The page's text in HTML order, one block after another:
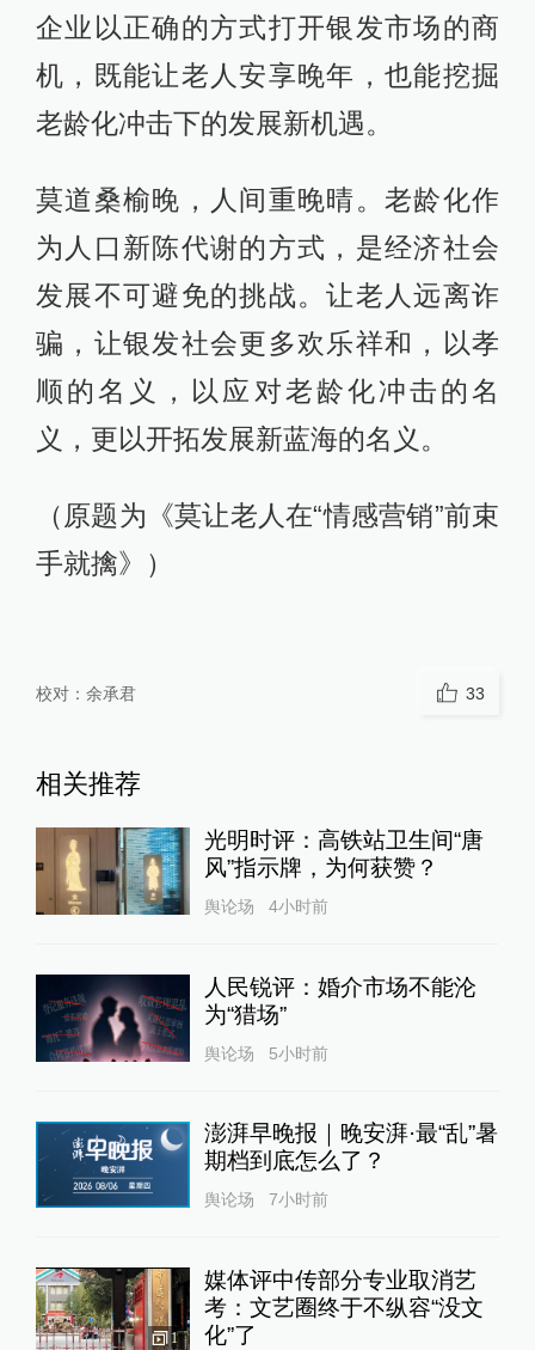
企业以正确的方式打开银发市场的商
机，既能让老人安享晚年，也能挖掘
老龄化冲击下的发展新机遇。
莫道桑榆晚，人间重晚晴。老龄化作
为人口新陈代谢的方式，是经济社会
发展不可避免的挑战。让老人远离诈
骗，让银发社会更多欢乐祥和，以孝
顺的名义，以应对老龄化冲击的名
义，更以开拓发展新蓝海的名义。
（原题为《莫让老人在“情感营销”前束
手就擒》）
校对： 余承君 33
相关推荐
光明时评：高铁站卫生间“唐
风”指示牌，为何获赞？
舆论场 4小时前
人民锐评：婚介市场不能沦
为“猎场”
舆论场 5小时前
澎湃早晚报｜晚安湃·最“乱”暑
期档到底怎么了？
舆论场 7小时前
1
媒体评中传部分专业取消艺
考：文艺圈终于不纵容“没文
化”了